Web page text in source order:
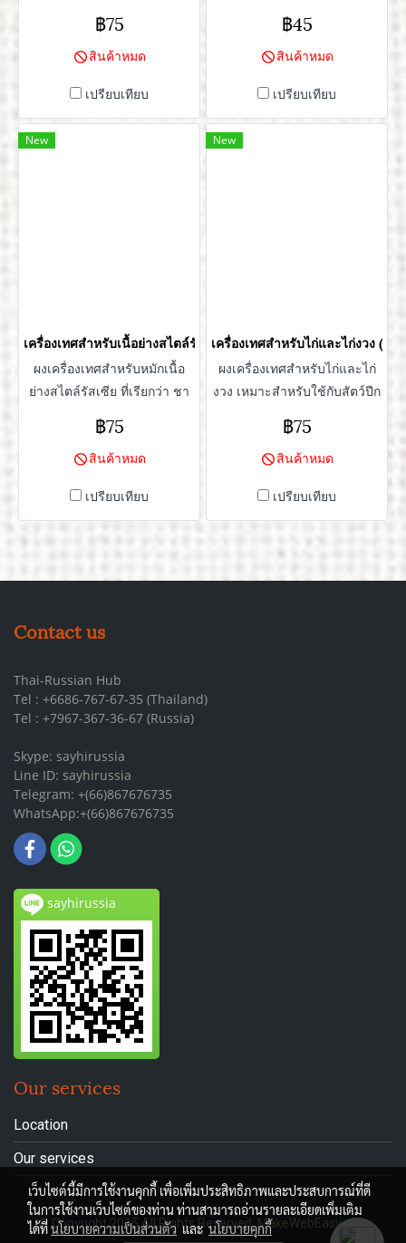
ปราศจากผงชูรส
฿75
สินค้าหมด
เปรียบเทียบ
สำคัญปราศจากผงชูรส
฿45
สินค้าหมด
เปรียบเทียบ
New
เครื่องเทศสำหรับเนื้อย่างสไตล์รัสเซีย (Приправы для шашлыка)
ผงเครื่องเทศสำหรับหมักเนื้อ
ย่างสไตล์รัสเซีย ที่เรียกว่า ชา
รสชาติดีเหมือนทานเนื้อย่างที่
รัสเซีย ที่สำคัญปราศจาก
฿75
สินค้าหมด
เปรียบเทียบ
New
เครื่องเทศสำหรับไก่และไก่งวง
ผงเครื่องเทศสำหรับไก่และไก่
งวง เหมาะสำหรับใช้กับสัตว์ปีก
หอมสไตล์รัสเซีย
฿75
สินค้าหมด
เปรียบเทียบ
Contact us
Thai-Russian Hub
Tel : +6686-767-67-35 (Thailand)
Tel : +7967-367-36-67 (Russia)
Skype: sayhirussia
Line ID: sayhirussia
Telegram: +(66)867676735
WhatsApp:+(66)867676735
sayhirussia
Our services
Location
Our services
© Copyright 2015 All Rights Reserved. MakeWebEasy.com
เว็บไซต์นี้มีการใช้งานคุกกี้ เพื่อเพิ่มประสิทธิภาพและประสบการณ์ที่ดี
ในการใช้งานเว็บไซต์ของท่าน ท่านสามารถอ่านรายละเอียดเพิ่มเติม
ได้ที่นโยบายความเป็นส่วนตัวและนโยบายคุกกี้